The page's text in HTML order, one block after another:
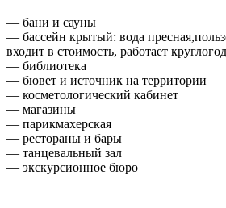
— бани и сауны
— бассейн крытый: вода
входит в стоимость, работает
— библиотека
— бювет и источник на территории
— косметологический кабинет
— магазины
— парикмахерская
— рестораны и бары
— танцевальный зал
— экскурсионное бюро